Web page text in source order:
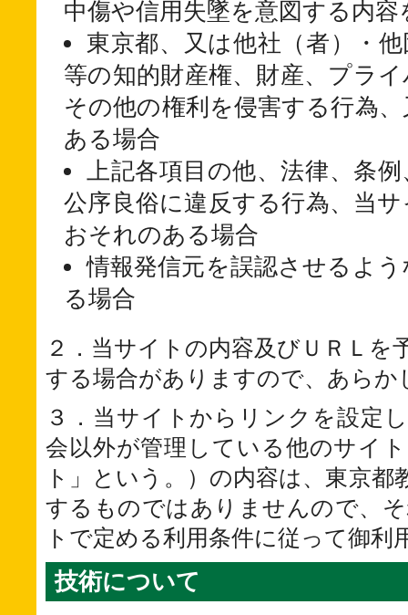
中傷や信用失墜を意図する内容
東京都、又は他社（者）・
等の知的財産権、財産、プラ
その他の権利を侵害する行為
ある場合
上記各項目の他、法律、条
公序良俗に違反する行為、当
おそれのある場合
情報発信元を誤認させるよ
る場合
２．当サイトの内容及びＵＲＬを
する場合がありますので、あらか
３．当サイトからリンクを設定
会以外が管理している他のサイ
ト」という。）の内容は、東京都
するものではありませんので、
トで定める利用条件に従って御利
技術について